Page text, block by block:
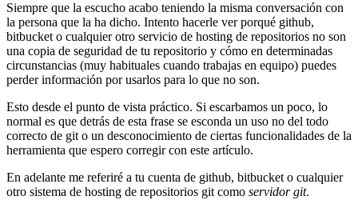
Siempre que la escucho acabo teniendo la misma conversación con
la persona que la ha dicho. Intento hacerle ver porqué github,
bitbucket o cualquier otro servicio de hosting de repositorios no son
una copia de seguridad de tu repositorio y cómo en determinadas
circunstancias (muy habituales cuando trabajas en equipo) puedes
perder información por usarlos para lo que no son.
Esto desde el punto de vista práctico. Si escarbamos un poco, lo
normal es que detrás de esta frase se esconda un uso no del todo
correcto de git o un desconocimiento de ciertas funcionalidades de la
herramienta que espero corregir con este artículo.
En adelante me referiré a tu cuenta de github, bitbucket o cualquier
otro sistema de hosting de repositorios git como servidor git.